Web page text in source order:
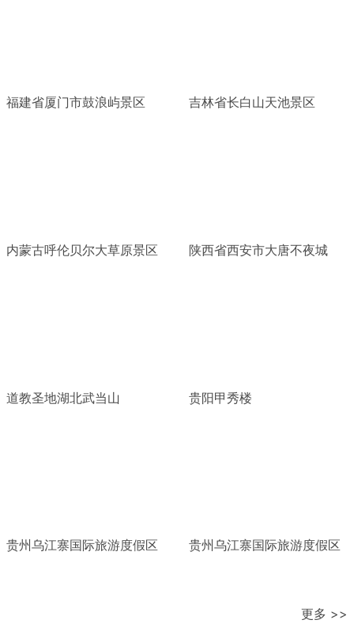
福建省厦门市鼓浪屿景区 吉林省长白山天池景区
内蒙古呼伦贝尔大草原景区 陕西省西安市大唐不夜城
道教圣地湖北武当山 贵阳甲秀楼
贵州乌江寨国际旅游度假区 贵州乌江寨国际旅游度假区
更多 >>